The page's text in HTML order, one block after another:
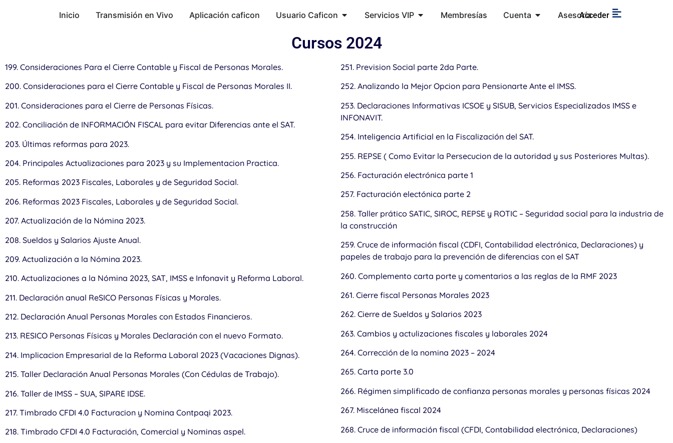
Inicio Transmisión en Vivo Aplicación caficon Usuario Caficon Servicios VIP Membresías Cuenta AsesoríaAcceder
Cursos 2024
199. Consideraciones Para el Cierre Contable y Fiscal de Personas Morales.
200. Consideraciones para el Cierre Contable y Fiscal de Personas Morales II.
201. Consideraciones para el Cierre de Personas Físicas.
202. Conciliación de INFORMACIÓN FISCAL para evitar Diferencias ante el SAT.
203. Últimas reformas para 2023.
204. Principales Actualizaciones para 2023 y su Implementacion Practica.
205. Reformas 2023 Fiscales, Laborales y de Seguridad Social.
206. Reformas 2023 Fiscales, Laborales y de Seguridad Social.
207. Actualización de la Nómina 2023.
208. Sueldos y Salarios Ajuste Anual.
209. Actualización a la Nómina 2023.
210. Actualizaciones a la Nómina 2023, SAT, IMSS e Infonavit y Reforma Laboral.
211. Declaración anual ReSICO Personas Físicas y Morales.
212. Declaración Anual Personas Morales con Estados Financieros.
213. RESICO Personas Físicas y Morales Declaración con el nuevo Formato.
214. Implicacion Empresarial de la Reforma Laboral 2023 (Vacaciones Dignas).
215. Taller Declaración Anual Personas Morales (Con Cédulas de Trabajo).
216. Taller de IMSS – SUA, SIPARE IDSE.
217. Timbrado CFDI 4.0 Facturacion y Nomina Contpaqi 2023.
218. Timbrado CFDI 4.0 Facturación, Comercial y Nominas aspel.
251. Prevision Social parte 2da Parte.
252. Analizando la Mejor Opcion para Pensionarte Ante el IMSS.
253. Declaraciones Informativas ICSOE y SISUB, Servicios Especializados IMSS e
INFONAVIT.
254. Inteligencia Artificial en la Fiscalización del SAT.
255. REPSE ( Como Evitar la Persecucion de la autoridad y sus Posteriores Multas).
256. Facturación electrónica parte 1
257. Facturación electónica parte 2
258. Taller prático SATIC, SIROC, REPSE y ROTIC – Seguridad social para la industria de
la construcción
259. Cruce de información fiscal (CDFI, Contabilidad electrónica, Declaraciones) y
papeles de trabajo para la prevención de diferencias con el SAT
260. Complemento carta porte y comentarios a las reglas de la RMF 2023
261. Cierre fiscal Personas Morales 2023
262. Cierre de Sueldos y Salarios 2023
263. Cambios y actulizaciones fiscales y laborales 2024
264. Corrección de la nomina 2023 – 2024
265. Carta porte 3.0
266. Régimen simplificado de confianza personas morales y personas físicas 2024
267. Miscelánea fiscal 2024
268. Cruce de información fiscal (CFDI, Contabilidad electrónica, Declaraciones)